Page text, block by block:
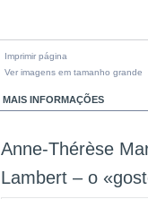
Imprimir página
Ver imagens em tamanho grande
MAIS INFORMAÇÕES
Anne-Thérèse
Lambert – o